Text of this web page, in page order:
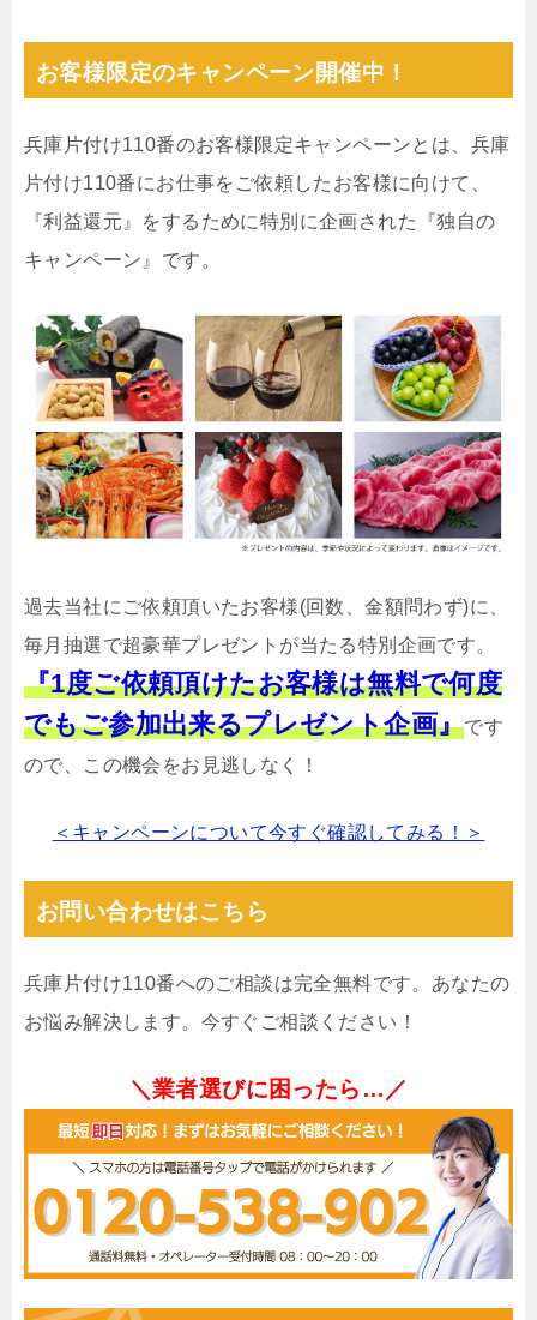
お客様限定のキャンペーン開催中！
兵庫片付け110番のお客様限定キャンペーンとは、兵庫
片付け110番にお仕事をご依頼したお客様に向けて、
『利益還元』をするために特別に企画された『独自の
キャンペーン』です。
過去当社にご依頼頂いたお客様(回数、金額問わず)に、
毎月抽選で超豪華プレゼントが当たる特別企画です。
『1度ご依頼頂けたお客様は無料で何度
でもご参加出来るプレゼント企画』です
ので、この機会をお見逃しなく！
＜キャンペーンについて今すぐ確認してみる！＞
お問い合わせはこちら
兵庫片付け110番へのご相談は完全無料です。あなたの
お悩み解決します。今すぐご相談ください！
＼業者選びに困ったら…／